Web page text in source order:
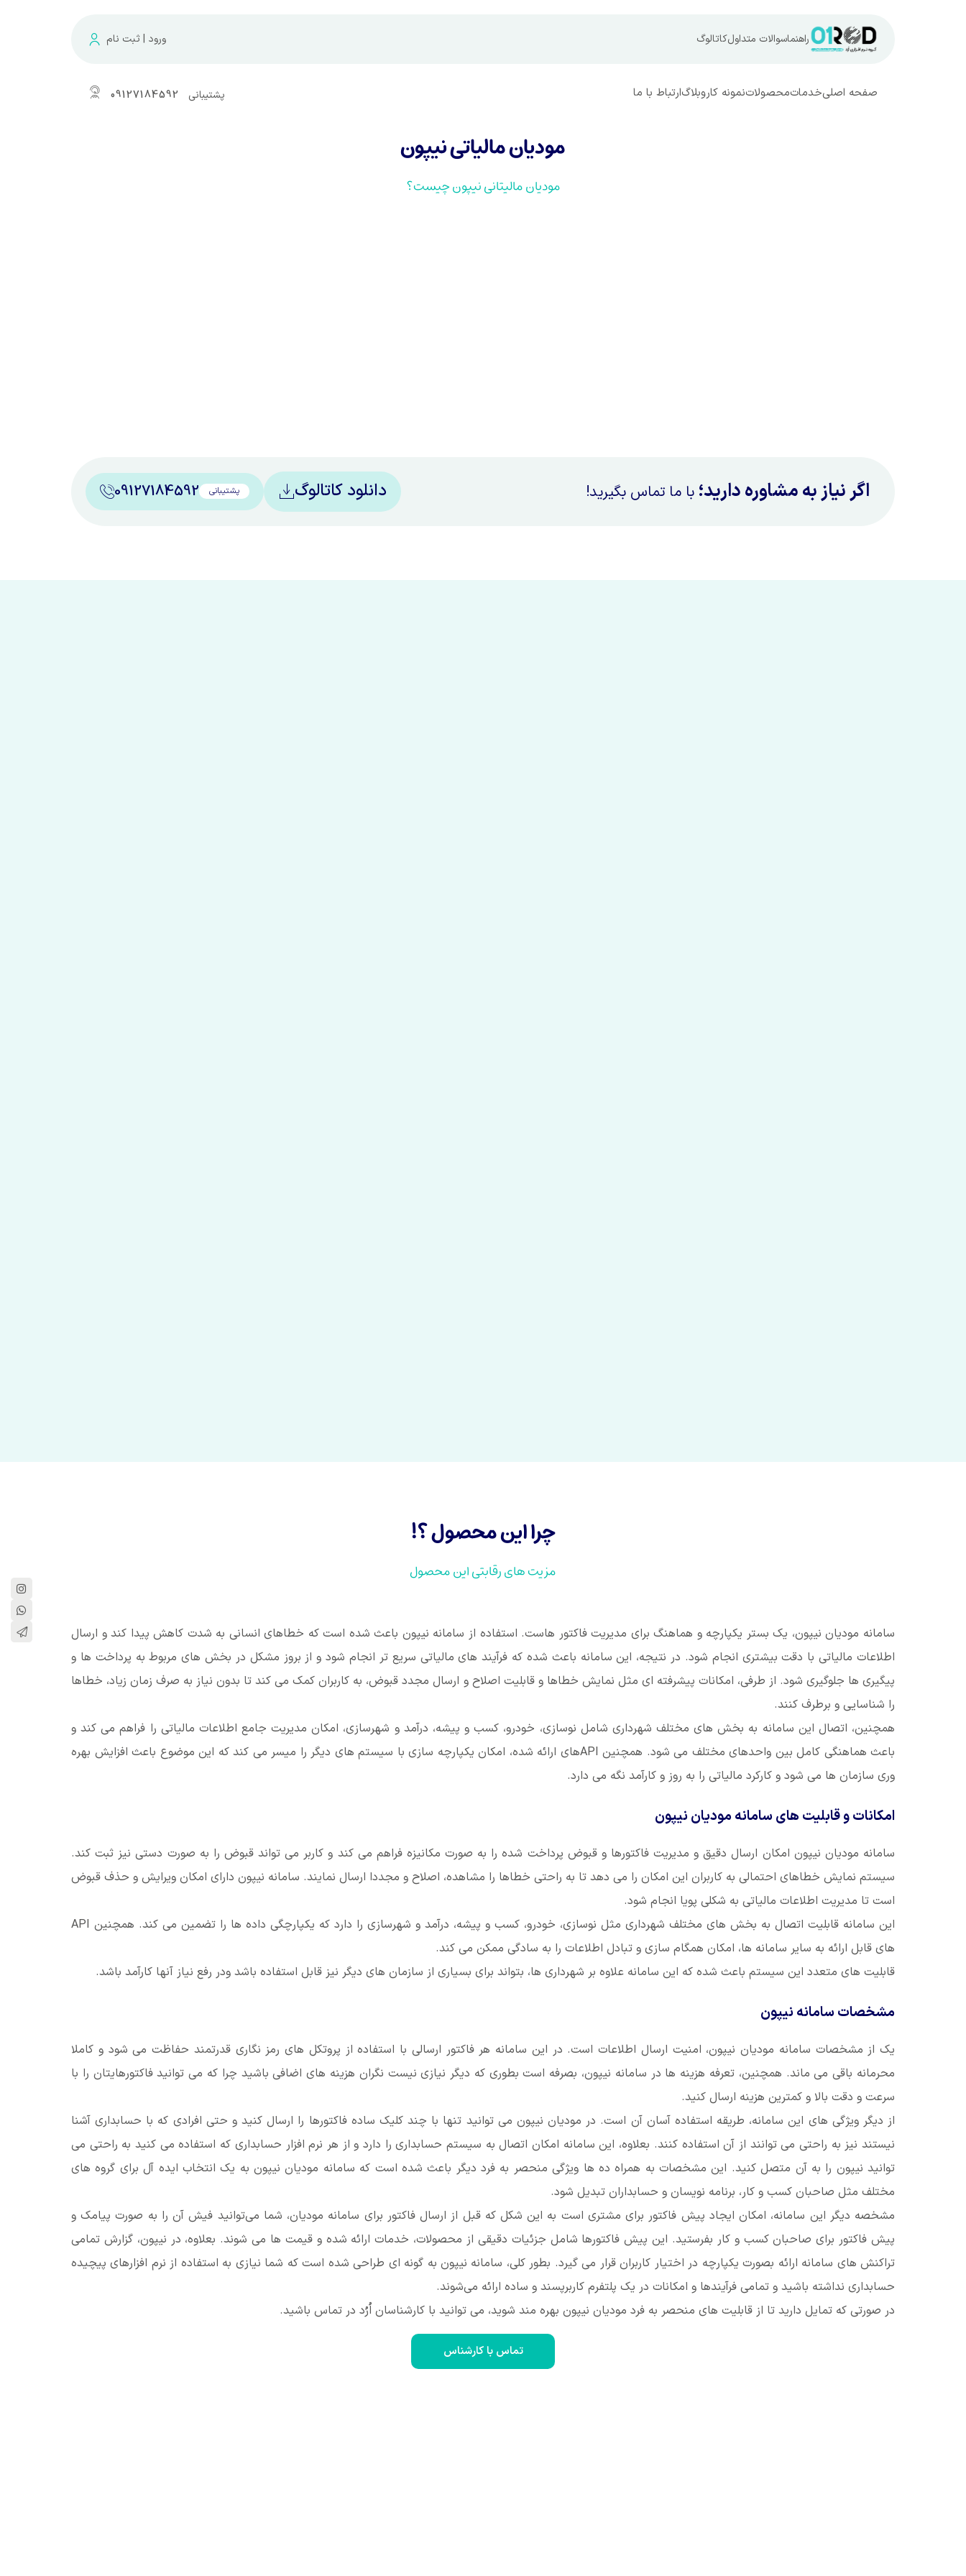
راهنماسوالات متداولکاتالوگ ورود | ثبت نام
صفحه اصلیخدماتمحصولاتنمونه کاروبلاگارتباط با ما پشتیبانی 09127184592
مودیان مالیاتی نیپون
مودیان مالیتانی نیپون چیست؟
اگر نیاز به مشاوره دارید؛ با ما تماس بگیرید! دانلود کاتالوگ 09127184592 پشتیبانی
چرا این محصول ؟!
مزیت های رقابتی این محصول
سامانه مودیان نیپون، یک بستر یکپارچه و هماهنگ برای مدیریت فاکتور هاست. استفاده از سامانه نیپون باعث شده است که خطاهای انسانی به شدت کاهش پیدا کند و ارسال
اطلاعات مالیاتی با دقت بیشتری انجام شود. در نتیجه، این سامانه باعث شده که فرآیند های مالیاتی سریع تر انجام شود و از بروز مشکل در بخش های مربوط به پرداخت ها و
پیگیری ها جلوگیری شود. از طرفی، امکانات پیشرفته ای مثل نمایش خطاها و قابلیت اصلاح و ارسال مجدد قبوض، به کاربران کمک می کند تا بدون نیاز به صرف زمان زیاد، خطاها
را شناسایی و برطرف کنند.
همچنین، اتصال این سامانه به بخش های مختلف شهرداری شامل نوسازی، خودرو، کسب و پیشه، درآمد و شهرسازی، امکان مدیریت جامع اطلاعات مالیاتی را فراهم می‌ کند و
باعث هماهنگی کامل بین واحدهای مختلف می شود. همچنین APIهای ارائه شده، امکان یکپارچه سازی با سیستم های دیگر را میسر می کند که این موضوع باعث افزایش بهره
وری سازمان ها می شود و کارکرد مالیاتی را به روز و کارآمد نگه می دارد.
امکانات و قابلیت های سامانه مودیان نیپون
سامانه مودیان نیپون امکان ارسال دقیق و مدیریت فاکتورها و قبوض پرداخت شده را به صورت مکانیزه فراهم می کند و کاربر می تواند قبوض را به صورت دستی نیز ثبت کند.
سیستم نمایش خطاهای احتمالی به کاربران این امکان را می دهد تا به راحتی خطاها را مشاهده، اصلاح و مجددا ارسال نمایند. سامانه نیپون دارای امکان ویرایش و حذف قبوض
است تا مدیریت اطلاعات مالیاتی به شکلی پویا انجام شود.
این سامانه قابلیت اتصال به بخش های مختلف شهرداری مثل نوسازی، خودرو، کسب و پیشه، درآمد و شهرسازی را دارد که یکپارچگی داده ها را تضمین می کند. همچنین API
های قابل ارائه به سایر سامانه ها، امکان همگام سازی و تبادل اطلاعات را به سادگی ممکن می کند.
قابلیت های متعدد این سیستم باعث شده که این سامانه علاوه بر شهرداری ها، بتواند برای بسیاری از سازمان های دیگر نیز قابل استفاده باشد ودر رفع نیاز آنها کارآمد باشد.
مشخصات سامانه نیپون
یک از مشخصات سامانه مودیان نیپون، امنیت ارسال اطلاعات است. در این سامانه هر فاکتور ارسالی با استفاده از پروتکل های رمز نگاری قدرتمند حفاظت می شود و کاملا
محرمانه باقی می ماند. همچنین، تعرفه هزینه ها در سامانه نیپون، بصرفه است بطوری که دیگر نیازی نیست نگران هزینه های اضافی باشید چرا که می توانید فاکتورهایتان را با
سرعت و دقت بالا و کمترین هزینه ارسال کنید.
از دیگر ویژگی های این سامانه، طریقه استفاده آسان آن است. در مودیان نیپون می توانید تنها با چند کلیک ساده فاکتورها را ارسال کنید و حتی افرادی که با حسابداری آشنا
نیستند نیز به راحتی می توانند از آن استفاده کنند. بعلاوه، این سامانه امکان اتصال به سیستم حسابداری را دارد و از هر نرم افزار حسابداری که استفاده می کنید به راحتی می
توانید نیپون را به آن متصل کنید. این مشخصات به همراه ده ها ویژگی منحصر به فرد دیگر باعث شده است که سامانه مودیان نیپون به یک انتخاب ایده آل برای گروه های
مختلف مثل صاحبان کسب و کار، برنامه نویسان و حسابداران تبدیل شود.
مشخصه دیگر این سامانه، امکان ایجاد پیش فاکتور برای مشتری است به این شکل که قبل از ارسال فاکتور برای سامانه مودیان، شما می‌توانید فیش آن را به صورت پیامک و
پیش فاکتور برای صاحبان کسب و کار بفرستید. این پیش فاکتورها شامل جزئیات دقیقی از محصولات، خدمات ارائه شده و قیمت ها می شوند. بعلاوه، در نیپون، گزارش تمامی
تراکنش های سامانه ارائه بصورت یکپارچه در اختیار کاربران قرار می گیرد. بطور کلی، سامانه نیپون به گونه ای طراحی شده است که شما نیازی به استفاده از نرم افزارهای پیچیده
حسابداری نداشته باشید و تمامی فرآیندها و امکانات در یک پلتفرم کاربرپسند و ساده ارائه می‌شوند.
در صورتی که تمایل دارید تا از قابلیت های منحصر به فرد مودیان نیپون بهره مند شوید، می توانید با کارشناسان اُرُد در تماس باشید.
تماس با کارشناس